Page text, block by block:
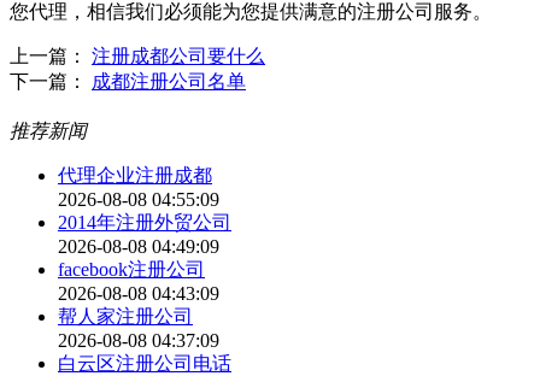
您代理，相信我们必须能为您提供满意的注册公司服务。
上一篇： 注册成都公司要什么
下一篇：
成都注册公司名单
推荐新闻
代理企业注册成都
2026-08-08 04:55:09
2014年注册外贸公司
2026-08-08 04:49:09
facebook注册公司
2026-08-08 04:43:09
帮人家注册公司
2026-08-08 04:37:09
白云区注册公司电话